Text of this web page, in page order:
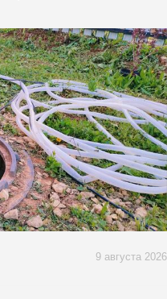
9 августа 2026